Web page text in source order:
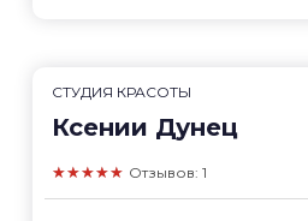
СТУДИЯ КРАСОТЫ
Ксении Дунец
★★★★★ Отзывов: 1